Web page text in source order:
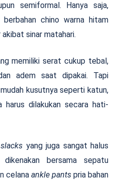
semiformal. Hanya saja,
berbahan chino warna hitam
sinar matahari.
memiliki serat cukup tebal,
adem saat dipakai. Tapi
kusutnya seperti katun,
harus dilakukan secara hati-
slacks yang juga sangat halus
bersama sepatu
celana ankle pants pria bahan